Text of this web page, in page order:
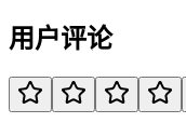
用户评论